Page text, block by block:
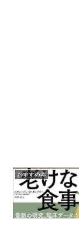
おすすめ本